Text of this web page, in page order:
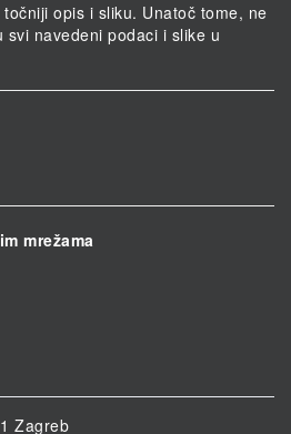
opis i sliku. Unatoč tome, ne
navedeni podaci i slike u
mrežama
Zagreb